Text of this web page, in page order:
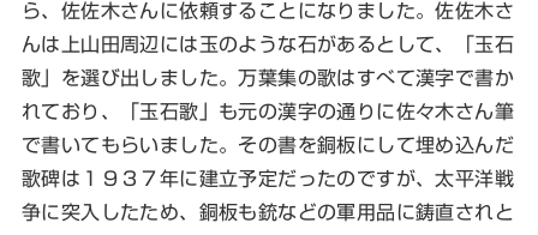
ら、佐佐木さんに依頼することになりました。佐佐木さ
んは上山田周辺には玉のような石があるとして、「玉石
歌」を選び出しました。万葉集の歌はすべて漢字で書か
れており、「玉石歌」も元の漢字の通りに佐々木さん筆
で書いてもらいました。その書を銅板にして埋め込んだ
歌碑は１９３７年に建立予定だったのですが、太平洋戦
争に突入したため、銅板も銃などの軍用品に鋳直されと